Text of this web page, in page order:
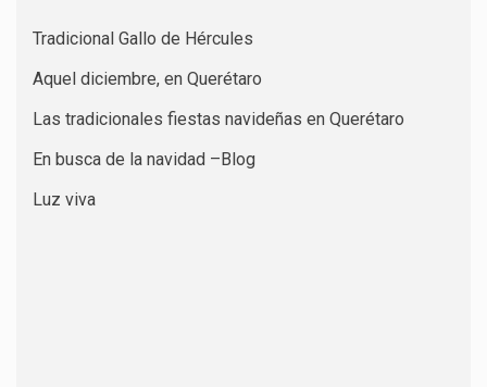
Tradicional Gallo de Hércules
Aquel diciembre, en Querétaro
Las tradicionales fiestas navideñas en Querétaro
En busca de la navidad –Blog
Luz viva